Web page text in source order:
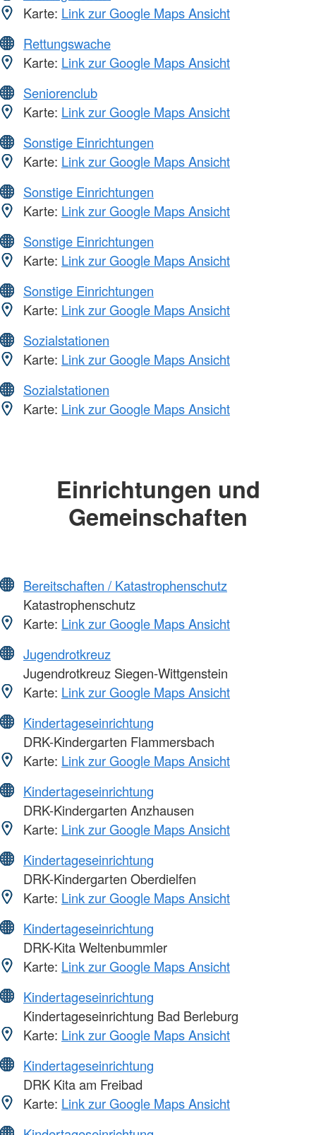
Karte: Link zur Google Maps Ansicht
Rettungswache
Karte: Link zur Google Maps Ansicht
Seniorenclub
Karte: Link zur Google Maps Ansicht
Sonstige Einrichtungen
Karte: Link zur Google Maps Ansicht
Sonstige Einrichtungen
Karte: Link zur Google Maps Ansicht
Sonstige Einrichtungen
Karte: Link zur Google Maps Ansicht
Sonstige Einrichtungen
Karte: Link zur Google Maps Ansicht
Sozialstationen
Karte: Link zur Google Maps Ansicht
Sozialstationen
Karte: Link zur Google Maps Ansicht
Einrichtungen und
Gemeinschaften
Bereitschaften / Katastrophenschutz
Katastrophenschutz
Karte: Link zur Google Maps Ansicht
Jugendrotkreuz
Jugendrotkreuz Siegen-Wittgenstein
Karte: Link zur Google Maps Ansicht
Kindertageseinrichtung
DRK-Kindergarten Flammersbach
Karte: Link zur Google Maps Ansicht
Kindertageseinrichtung
DRK-Kindergarten Anzhausen
Karte: Link zur Google Maps Ansicht
Kindertageseinrichtung
DRK-Kindergarten Oberdielfen
Karte: Link zur Google Maps Ansicht
Kindertageseinrichtung
DRK-Kita Weltenbummler
Karte: Link zur Google Maps Ansicht
Kindertageseinrichtung
Kindertageseinrichtung Bad Berleburg
Karte: Link zur Google Maps Ansicht
Kindertageseinrichtung
DRK Kita am Freibad
Karte: Link zur Google Maps Ansicht